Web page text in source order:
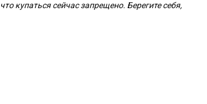
купаться сейчас запрещено. Берегите себя,